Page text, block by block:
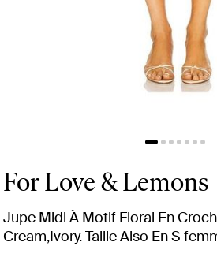
For Love & Lemons
Jupe Midi À Motif Floral En
Cream,Ivory. Taille Also En S